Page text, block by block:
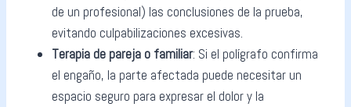
de un profesional) las conclusiones de la prueba,
evitando culpabilizaciones excesivas.
Terapia de pareja o familiar: Si el polígrafo confirma
el engaño, la parte afectada puede necesitar un
espacio seguro para expresar el dolor y la